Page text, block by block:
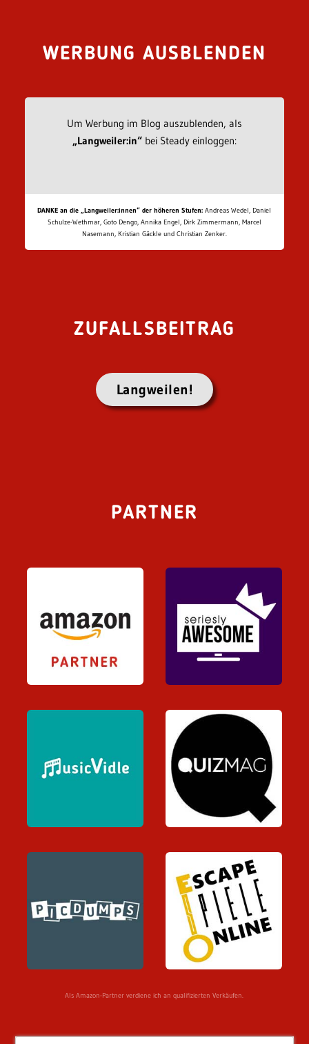
WERBUNG AUSBLENDEN
Um Werbung im Blog auszublenden, als
„Langweiler:in“bei Steady einloggen:
DANKE an die „Langweiler:innen“ der höheren Stufen: Andreas Wedel, Daniel
Schulze-Wethmar, Goto Dengo, Annika Engel, Dirk Zimmermann, Marcel
Nasemann, Kristian Gäckle und Christian Zenker.
ZUFALLSBEITRAG
Langweilen!
PARTNER
Als Amazon-Partner verdiene ich an qualifizierten Verkäufen.